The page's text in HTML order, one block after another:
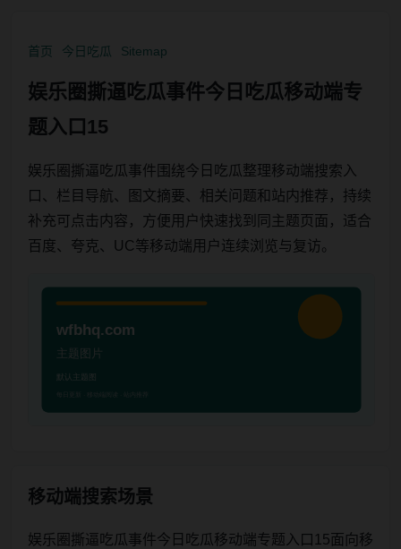
首页 今日吃瓜 Sitemap
娱乐圈撕逼吃瓜事件今日吃瓜移动端专
题入口15
娱乐圈撕逼吃瓜事件围绕今日吃瓜整理移动端搜索入
口、栏目导航、图文摘要、相关问题和站内推荐，持续
补充可点击内容，方便用户快速找到同主题页面，适合
百度、夸克、UC等移动端用户连续浏览与复访。
移动端搜索场景
娱乐圈撕逼吃瓜事件今日吃瓜移动端专题入口15面向移